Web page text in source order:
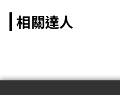
相關達人